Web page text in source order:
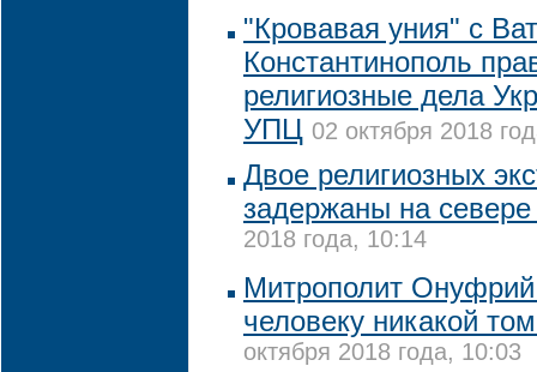
"Кровавая уния" с
Константинополь
религиозные дела
УПЦ 02 октября 2018
Двое религиозных
задержаны на севере
2018 года, 10:14
Митрополит
человеку никакой
октября 2018 года, 10:03